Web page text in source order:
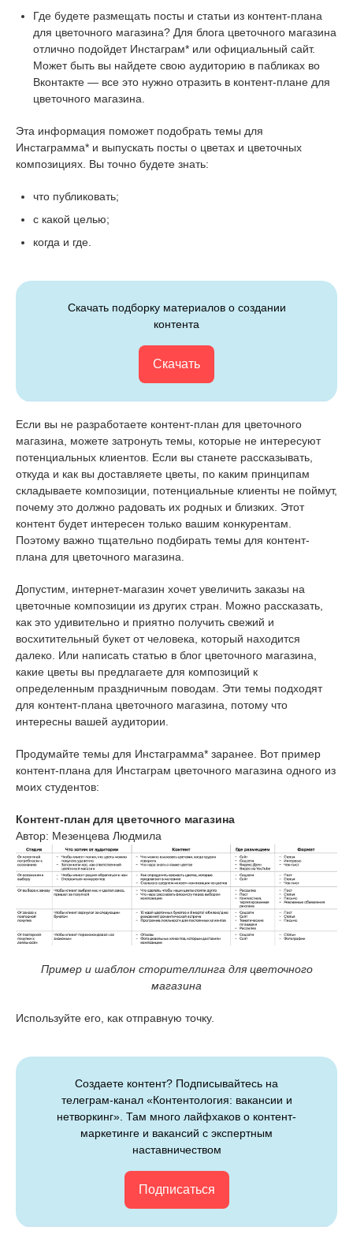
Где будете размещать посты и статьи из контент-плана
для цветочного магазина? Для блога цветочного магазина
отлично подойдет Инстаграм* или официальный сайт.
Может быть вы найдете свою аудиторию в пабликах во
Вконтакте — все это нужно отразить в контент-плане для
цветочного магазина.
Эта информация поможет подобрать темы для
Инстаграмма* и выпускать посты о цветах и цветочных
композициях. Вы точно будете знать:
что публиковать;
с какой целью;
когда и где.
Скачать подборку материалов о создании
контента
Скачать
Если вы не разработаете контент-план для цветочного
магазина, можете затронуть темы, которые не интересуют
потенциальных клиентов. Если вы станете рассказывать,
откуда и как вы доставляете цветы, по каким принципам
складываете композиции, потенциальные клиенты не поймут,
почему это должно радовать их родных и близких. Этот
контент будет интересен только вашим конкурентам.
Поэтому важно тщательно подбирать темы для контент-
плана для цветочного магазина.
Допустим, интернет-магазин хочет увеличить заказы на
цветочные композиции из других стран. Можно рассказать,
как это удивительно и приятно получить свежий и
восхитительный букет от человека, который находится
далеко. Или написать статью в блог цветочного магазина,
какие цветы вы предлагаете для композиций к
определенным праздничным поводам. Эти темы подходят
для контент-плана цветочного магазина, потому что
интересны вашей аудитории.
Продумайте темы для Инстаграмма* заранее. Вот пример
контент-плана для Инстаграм цветочного магазина одного из
моих студентов:
Контент-план для цветочного магазина
Автор: Мезенцева Людмила
Пример и шаблон сторителлинга для цветочного
магазина
Используйте его, как отправную точку.
Создаете контент? Подписывайтесь на
телеграм-канал «Контентология: вакансии и
нетворкинг». Там много лайфхаков о контент-
маркетинге и вакансий с экспертным
наставничеством
Подписаться